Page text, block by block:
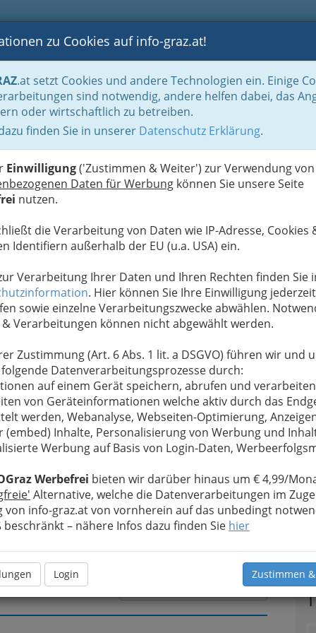
BLOGS FOTOS GASTRONOMIE BRANCHEN
zu Cookies auf info-graz.at!
.at setzt Cookies und andere Technologien ein. Einige
sind notwendig, andere helfen dabei, das
oder wirtschaftlich zu betreiben.
finden Sie in unserer Datenschutz Erklärung.
Einwilligung('Zustimmen & Weiter') zur Verwendung von
Daten für Werbung können Sie unsere Seite
nutzen.
die Verarbeitung von Daten wie IP-Adresse, Cookies
Identifiern außerhalb der EU (u.a. USA) ein.
Verarbeitung Ihrer Daten und Ihren Rechten finden Sie
. Hier können Sie Ihre Einwilligung jederzeit
sowie einzelne Verarbeitungszwecke abwählen.
& Verarbeitungen können nicht abgewählt werden.
Zustimmung (Art. 6 Abs. 1 lit. a DSGVO) führen wir und
Datenverarbeitungsprozesse durch:
auf einem Gerät speichern, abrufen und
von Geräteinformationen welche aktiv durch das
werden, Webanalyse, Webseiten-Optimierung,
(embed) Inhalte, Personalisierung von Werbung und
Werbung auf Basis von Login-Daten,
Werbefrei bieten wir darüber hinaus um € 4,99/
Alternative, welche die Datenverarbeitungen im
von info-graz.at von vornherein auf das unbedingt
beschränkt – nähere Infos dazu finden Sie hier
Login Zustimmen
bewahren, verwenden wir an dieser Stelle zur
Ihre Nachricht wird nach dem Absenden
Café und Enoteca weitergeleitet.
Meine Nachricht
Meine Nachricht senden